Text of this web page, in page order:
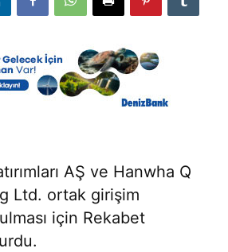
AŞ ve Hanwha Q
Ltd. ortak girişim
için Rekabet